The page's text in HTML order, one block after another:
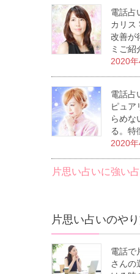
電話占
カリス
改善が
ミご紹
2020
電話占
ピュア
らめな
る。特
2020
片思い占いに強い
片思い占いのや
電話で
さんの